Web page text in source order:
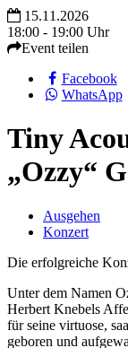
15.11.2026
18:00 - 19:00 Uhr
Event teilen
Facebook
WhatsApp
Tiny
„Ozzy“
Ausgehen
Konzert
Die erfolgreiche
Unter dem Namen
Herbert Knebels
für seine virtuose,
geboren und